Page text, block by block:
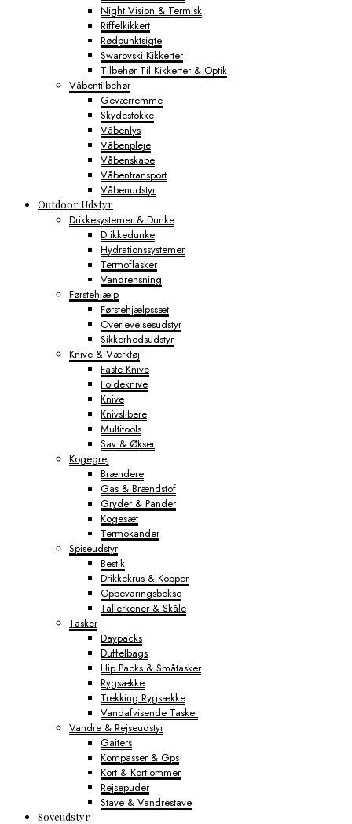
Night Vision & Termisk
Riffelkikkert
Rødpunktsigte
Swarovski Kikkerter
Tilbehør Til Kikkerter & Optik
Våbentilbehør
Geværremme
Skydestokke
Våbenlys
Våbenpleje
Våbenskabe
Våbentransport
Våbenudstyr
Outdoor Udstyr
Drikkesystemer & Dunke
Drikkedunke
Hydrationssystemer
Termoflasker
Vandrensning
Førstehjælp
Førstehjælpssæt
Overlevelsesudstyr
Sikkerhedsudstyr
Knive & Værktøj
Faste Knive
Foldeknive
Knive
Knivslibere
Multitools
Sav & Økser
Kogegrej
Brændere
Gas & Brændstof
Gryder & Pander
Kogesæt
Termokander
Spiseudstyr
Bestik
Drikkekrus & Kopper
Opbevaringsbokse
Tallerkener & Skåle
Tasker
Daypacks
Duffelbags
Hip Packs & Småtasker
Rygsække
Trekking Rygsække
Vandafvisende Tasker
Vandre & Rejseudstyr
Gaiters
Kompasser & Gps
Kort & Kortlommer
Rejsepuder
Stave & Vandrestave
Soveudstyr